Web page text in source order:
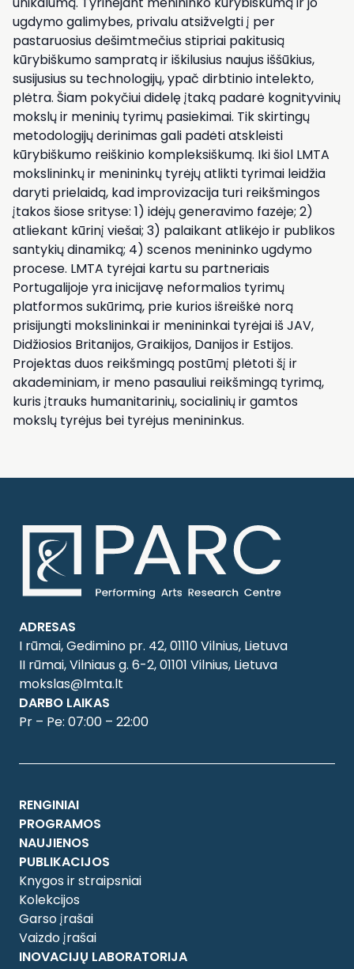
ugdymo galimybes, privalu atsižvelgti į per
pastaruosius dešimtmečius stipriai pakitusią
kūrybiškumo sampratą ir iškilusius naujus iššūkius,
susijusius su technologijų, ypač dirbtinio intelekto,
plėtra. Šiam pokyčiui didelę įtaką padarė kognityvinių
mokslų ir meninių tyrimų pasiekimai. Tik skirtingų
metodologijų derinimas gali padėti atskleisti
kūrybiškumo reiškinio kompleksiškumą. Iki šiol LMTA
mokslininkų ir menininkų tyrėjų atlikti tyrimai leidžia
daryti prielaidą, kad improvizacija turi reikšmingos
įtakos šiose srityse: 1) idėjų generavimo fazėje; 2)
atliekant kūrinį viešai; 3) palaikant atlikėjo ir publikos
santykių dinamiką; 4) scenos menininko ugdymo
procese. LMTA tyrėjai kartu su partneriais
Portugalijoje yra inicijavę neformalios tyrimų
platformos sukūrimą, prie kurios išreiškė norą
prisijungti mokslininkai ir menininkai tyrėjai iš JAV,
Didžiosios Britanijos, Graikijos, Danijos ir Estijos.
Projektas duos reikšmingą postūmį plėtoti šį ir
akademiniam, ir meno pasauliui reikšmingą tyrimą,
kuris įtrauks humanitarinių, socialinių ir gamtos
mokslų tyrėjus bei tyrėjus menininkus.
ADRESAS
I rūmai, Gedimino pr. 42, 01110 Vilnius, Lietuva
II rūmai, Vilniaus g. 6-2, 01101 Vilnius, Lietuva
mokslas@lmta.lt
DARBO LAIKAS
Pr – Pe: 07:00 – 22:00
RENGINIAI
PROGRAMOS
NAUJIENOS
PUBLIKACIJOS
Knygos ir straipsniai
Kolekcijos
Garso įrašai
Vaizdo įrašai
INOVACIJŲ LABORATORIJA